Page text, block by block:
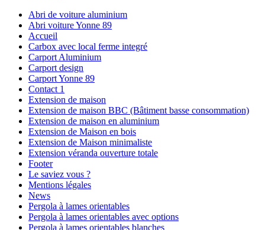
Abri de voiture aluminium
Abri voiture Yonne 89
Accueil
Carbox avec local ferme integré
Carport Aluminium
Carport design
Carport Yonne 89
Contact 1
Extension de maison
Extension de maison BBC (Bâtiment basse consommation)
Extension de maison en aluminium
Extension de Maison en bois
Extension de Maison minimaliste
Extension véranda ouverture totale
Footer
Le saviez vous ?
Mentions légales
News
Pergola à lames orientables
Pergola à lames orientables avec options
Pergola à lames orientables blanches